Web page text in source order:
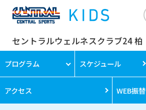
セントラルウェルネスクラブ24 柏
プログラム スケジュール
アクセス WEB振替